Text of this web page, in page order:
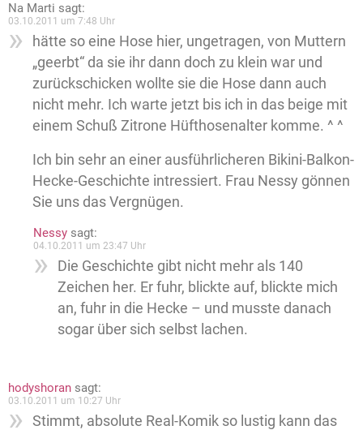
Na Marti sagt:
03.10.2011 um 7:48 Uhr
hätte so eine Hose hier, ungetragen, von Muttern
„geerbt“ da sie ihr dann doch zu klein war und
zurückschicken wollte sie die Hose dann auch
nicht mehr. Ich warte jetzt bis ich in das beige mit
einem Schuß Zitrone Hüfthosenalter komme. ^ ^
Ich bin sehr an einer ausführlicheren Bikini-Balkon-
Hecke-Geschichte intressiert. Frau Nessy gönnen
Sie uns das Vergnügen.
Nessy sagt:
04.10.2011 um 23:47 Uhr
Die Geschichte gibt nicht mehr als 140
Zeichen her. Er fuhr, blickte auf, blickte mich
an, fuhr in die Hecke – und musste danach
sogar über sich selbst lachen.
hodyshoran sagt:
03.10.2011 um 10:27 Uhr
Stimmt, absolute Real-Komik so lustig kann das